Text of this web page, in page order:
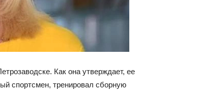
Как она утверждает, ее
спортсмен, тренировал сборную